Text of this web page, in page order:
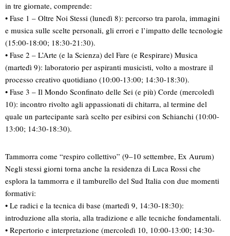
in tre giornate, comprende:
• Fase 1 – Oltre Noi Stessi (lunedì 8): percorso tra parola, immagini
e musica sulle scelte personali, gli errori e l’impatto delle tecnologie
(15:00-18:00; 18:30-21:30).
• Fase 2 – L’Arte (e la Scienza) del Fare (e Respirare) Musica
(martedì 9): laboratorio per aspiranti musicisti, volto a mostrare il
processo creativo quotidiano (10:00-13:00; 14:30-18:30).
• Fase 3 – Il Mondo Sconfinato delle Sei (e più) Corde (mercoledì
10): incontro rivolto agli appassionati di chitarra, al termine del
quale un partecipante sarà scelto per esibirsi con Schianchi (10:00-
13:00; 14:30-18:30).
Tammorra come “respiro collettivo” (9–10 settembre, Ex Aurum)
Negli stessi giorni torna anche la residenza di Luca Rossi che
esplora la tammorra e il tamburello del Sud Italia con due momenti
formativi:
• Le radici e la tecnica di base (martedì 9, 14:30-18:30):
introduzione alla storia, alla tradizione e alle tecniche fondamentali.
• Repertorio e interpretazione (mercoledì 10, 10:00-13:00; 14:30-